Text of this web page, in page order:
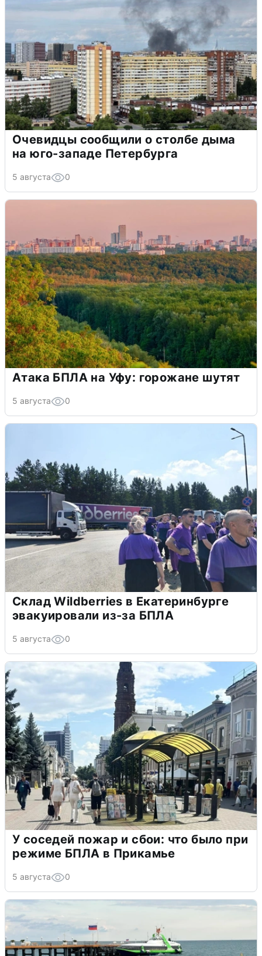
Очевидцы сообщили о столбе дыма
на юго-западе Петербурга
5 августа 0
Атака БПЛА на Уфу: горожане шутят
5 августа 0
Склад Wildberries в Екатеринбурге
эвакуировали из-за БПЛА
5 августа 0
У соседей пожар и сбои: что было при
режиме БПЛА в Прикамье
5 августа 0